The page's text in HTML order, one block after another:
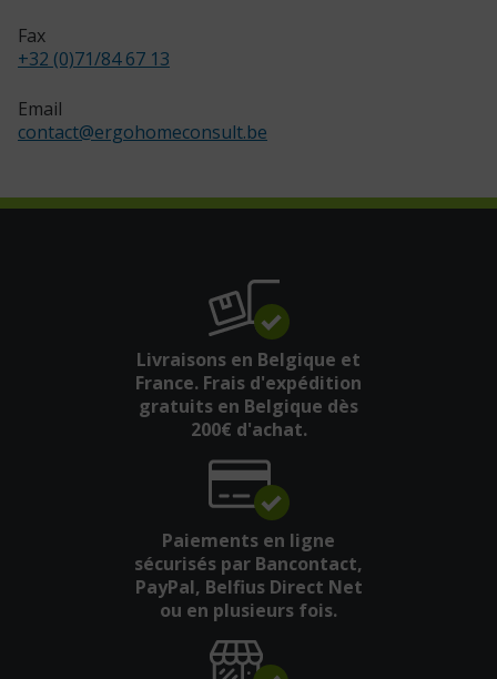
Fax
+32 (0)71/84 67 13
Email
contact@ergohomeconsult.be
Livraisons en Belgique et
France. Frais d'expédition
gratuits en Belgique dès
200€ d'achat.
Paiements en ligne
sécurisés par Bancontact,
PayPal, Belfius Direct Net
ou en plusieurs fois.